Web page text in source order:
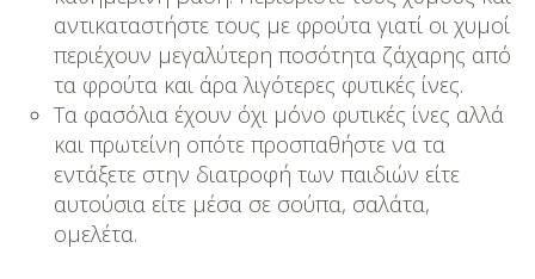
αντικαταστήστε τους με φρούτα γιατί οι χυμοί
περιέχουν μεγαλύτερη ποσότητα ζάχαρης από
τα φρούτα και άρα λιγότερες φυτικές ίνες.
Τα φασόλια έχουν όχι μόνο φυτικές ίνες αλλά
και πρωτείνη οπότε προσπαθήστε να τα
εντάξετε στην διατροφή των παιδιών είτε
αυτούσια είτε μέσα σε σούπα, σαλάτα,
ομελέτα.